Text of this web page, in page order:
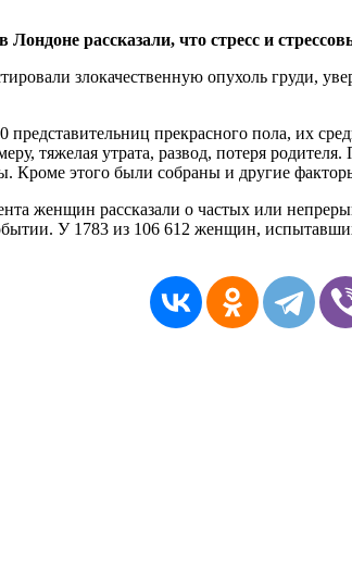
рассказали, что стресс и
злокачественную опухоль груди,
прекрасного пола, их
тяжелая утрата, развод, потеря
Кроме этого были собраны и другие
женщин рассказали о частых или
У 1783 из 106 612 женщин,